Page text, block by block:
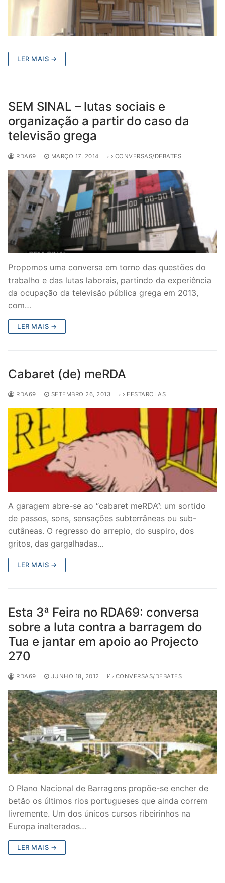
LER MAIS →
SEM SINAL – lutas sociais e
organização a partir do caso da
televisão grega
RDA69 MARÇO 17, 2014 CONVERSAS/DEBATES
Propomos uma conversa em torno das questões do
trabalho e das lutas laborais, partindo da experiência
da ocupação da televisão pública grega em 2013,
com…
LER MAIS →
Cabaret (de) meRDA
RDA69 SETEMBRO 26, 2013 FESTAROLAS
A garagem abre-se ao “cabaret meRDA”: um sortido
de passos, sons, sensações subterrâneas ou sub-
cutâneas. O regresso do arrepio, do suspiro, dos
gritos, das gargalhadas…
LER MAIS →
Esta 3ª Feira no RDA69: conversa
sobre a luta contra a barragem do
Tua e jantar em apoio ao Projecto
270
RDA69 JUNHO 18, 2012 CONVERSAS/DEBATES
O Plano Nacional de Barragens propõe-se encher de
betão os últimos rios portugueses que ainda correm
livremente. Um dos únicos cursos ribeirinhos na
Europa inalterados…
LER MAIS →